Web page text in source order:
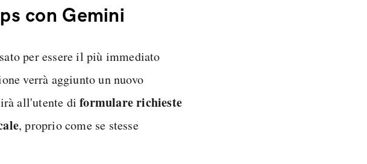
con Gemini
per essere il più immediato
verrà aggiunto un nuovo
all'utente diformulare richieste
, proprio come se stesse